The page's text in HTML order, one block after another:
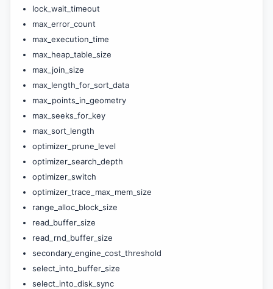
lock_wait_timeout
max_error_count
max_execution_time
max_heap_table_size
max_join_size
max_length_for_sort_data
max_points_in_geometry
max_seeks_for_key
max_sort_length
optimizer_prune_level
optimizer_search_depth
optimizer_switch
optimizer_trace_max_mem_size
range_alloc_block_size
read_buffer_size
read_rnd_buffer_size
secondary_engine_cost_threshold
select_into_buffer_size
select_into_disk_sync